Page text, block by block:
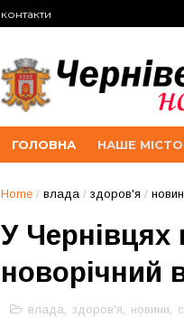
контакти
ГОЛОВНА НАШЕ МІСТО
Home / влада / здоров'я /
У Чернівцях
новорічний
влада, здоров'я, новини,